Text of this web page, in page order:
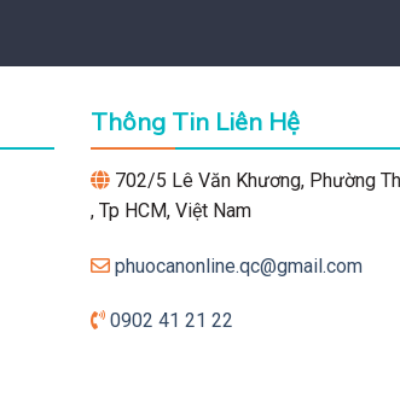
Thông Tin Liên Hệ
702/5 Lê Văn Khương, Phường
, Tp HCM, Việt Nam
phuocanonline.qc@gmail.com
0902 41 21 22